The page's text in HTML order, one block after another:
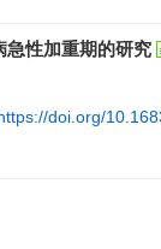
急性加重期的研究
doi.org/